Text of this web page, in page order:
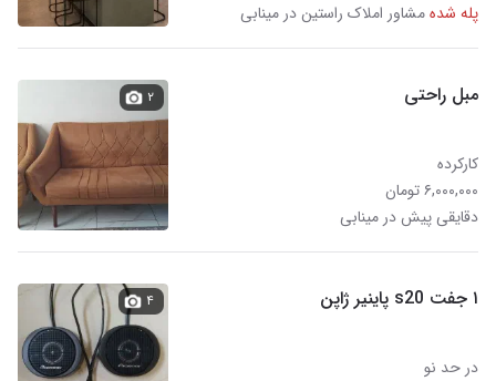
پله شدهمشاور املاک راستین در مینابی
مبل راحتی
کارکرده
۶,۰۰۰,۰۰۰ تومان
دقایقی پیش در مینابی
۲
۱ جفت s20 پاینیر ژاپن
در حد نو
۴